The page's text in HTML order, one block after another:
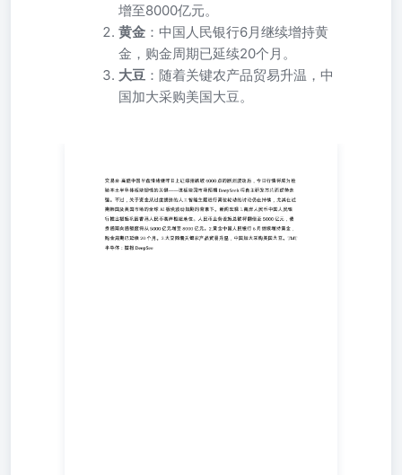
增至8000亿元。
黄金 ：中国人民银行6月继续增持黄
金，购金周期已延续20个月。
大豆 ：随着关键农产品贸易升温，中
国加大采购美国大豆。